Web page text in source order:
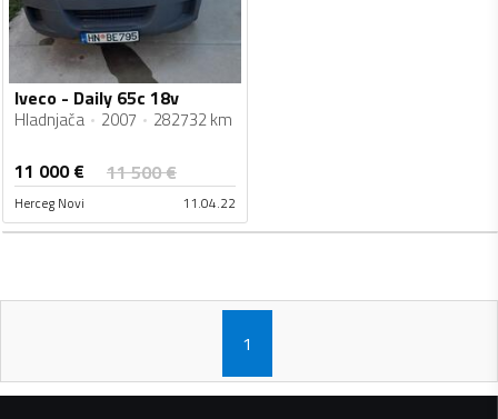
Iveco - Daily 65c 18v
Hladnjača 2007 282732 km
11 000€ 11 500€
Herceg Novi 11.04.22
1